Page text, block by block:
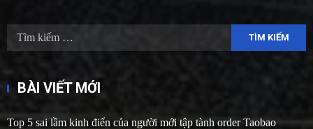
Tìm
kiếm
BÀI VIẾT MỚI
Top 5 sai lầm kinh điển của người mới tập tành order Taobao